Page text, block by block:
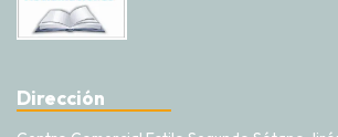
Dirección